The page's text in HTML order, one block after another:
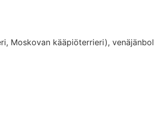
Moskovan kääpiöterrieri),